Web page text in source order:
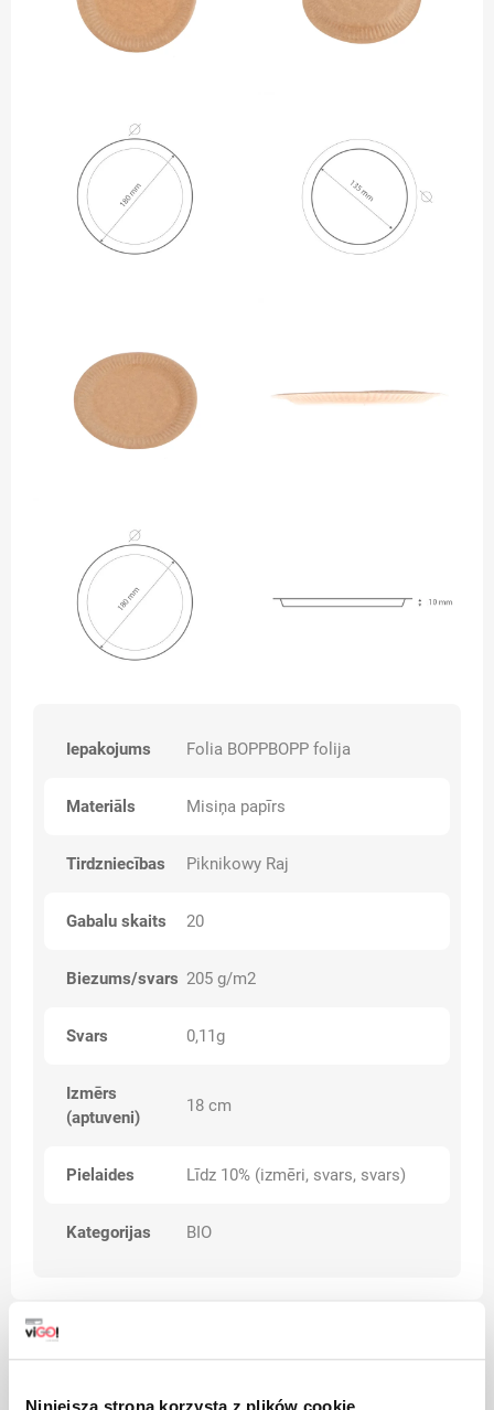
Niniejsza strona korzysta z plików cookie
Iepakojums Folia BOPPBOPP folija
Materiāls Misiņa papīrs
Tirdzniecības Piknikowy Raj
Gabalu skaits 20
Biezums/svars 205 g/m2
Svars 0,11g
Izmērs
(aptuveni)
18 cm
Pielaides Līdz 10% (izmēri, svars, svars)
Kategorijas BIO
Brīdinājumi